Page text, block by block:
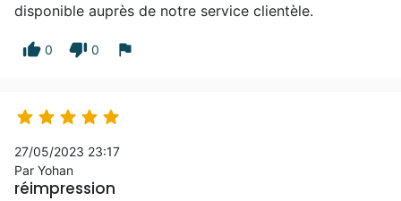
disponible auprès de notre service clientèle.
thumb_up 0 thumb_down 0 flag
    
27/05/2023 23:17
Par Yohan
réimpression